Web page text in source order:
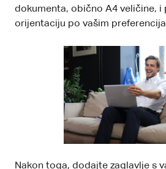
dokumenta, obično A4 veličine, i
orijentaciju po vašim
Nakon toga, dodajte zaglavlje s